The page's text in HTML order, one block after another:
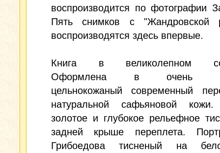
воспроизводится по фотографии
Пять снимков с "Жандровской
воспроизводятся здесь впервые.
Книга в великолепном
Оформлена в очень
цельнокожаный современный
натуральной сафьяновой кожи.
золотое и глубокое рельефное
задней крыше переплета.
Грибоедова тисненый на